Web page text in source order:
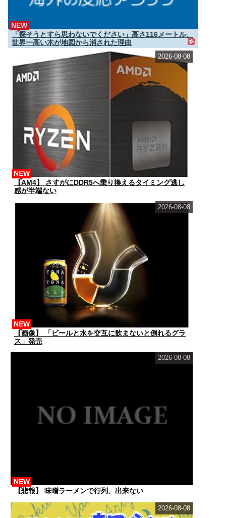
「探そうとすら思わないでください」高さ116メートル、
世界一高い木が地図から消された理由
NEW
【AM4】 さすがにDDR5へ乗り換えるタイミング逃し
感が半端ない
NEW
2026-08-08
【画像】 「ビールと水を交互に飲まないと倒れるグラ
ス」発売
NEW
2026-08-08
【悲報】 味噌ラーメンで行列、出来ない
NEW
2026-08-08
2026-08-08